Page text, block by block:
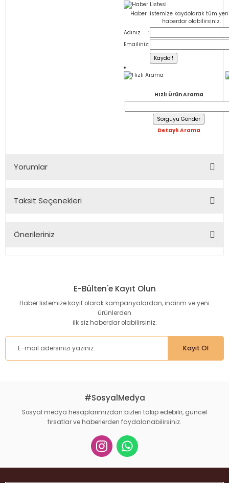
Haber Listesi
Haber listemize kaydolarak tüm
haberdar olabilirsiniz.
Adınız
:
Emailiniz:
Hızlı Arama
Hızlı Ürün Arama
Detaylı Arama
Yorumlar
Taksit Seçenekleri
Önerileriniz
Görüş ve önerileriniz için teşekkür ederiz.
Ürün resmi kalitesiz, bozuk veya görüntülenemiyor.
Ürün bilgilerinde hatalar bulunuyor.
Ürün fiyatı diğer sitelerden daha pahalı.
Gönder
E-Bülten'e Kayıt Olun
Haber listemize kayıt olarak kampanyalardan, indirim ve yeni
ürünlerden
ilk siz haberdar olabilirsiniz.
Kayıt Ol
#SosyalMedya
Sosyal medya hesaplarımızdan bizleri takip edebilir, güncel
fırsatlar ve haberlerden faydalanabilirsiniz.